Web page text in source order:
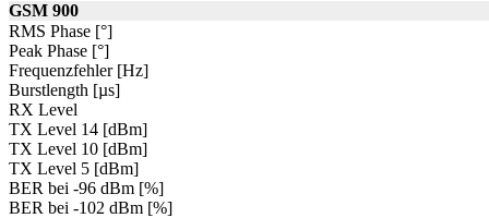
GSM 900
RMS Phase [°]
Peak Phase [°]
Frequenzfehler [Hz]
Burstlength [µs]
RX Level
TX Level 14 [dBm]
TX Level 10 [dBm]
TX Level 5 [dBm]
BER bei -96 dBm [%]
BER bei -102 dBm [%]